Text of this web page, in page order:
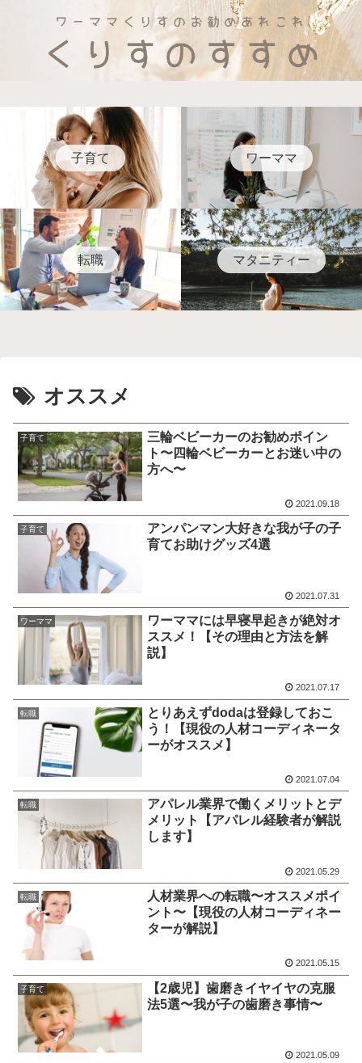
子育て ワーママ
転職 マタニティー
オススメ
子育て
三輪ベビーカーのお勧めポイン
ト〜四輪ベビーカーとお迷い中の
方へ〜
2021.09.18
子育て
アンパンマン大好きな我が子の子
育てお助けグッズ4選
2021.07.31
ワーママ
ワーママには早寝早起きが絶対オ
ススメ！【その理由と方法を解
説】
2021.07.17
転職
とりあえずdodaは登録しておこ
う！【現役の人材コーディネータ
ーがオススメ】
2021.07.04
転職
アパレル業界で働くメリットとデ
メリット【アパレル経験者が解説
します】
2021.05.29
転職
人材業界への転職〜オススメポイ
ント〜【現役の人材コーディネー
ターが解説】
2021.05.15
子育て
【2歳児】歯磨きイヤイヤの克服
法5選〜我が子の歯磨き事情〜
2021.05.09